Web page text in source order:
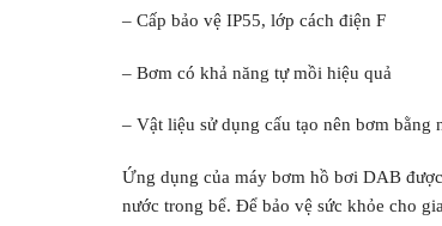
– Cấp bảo vệ IP55, lớp cách điện F
– Bơm có khả năng tự mồi hiệu quả
– Vật liệu sử dụng cấu tạo nên bơm bằng
Ứng dụng của máy bơm hồ bơi DAB
nước trong bể. Để bảo vệ sức khỏe cho